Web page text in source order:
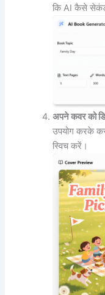
कि AI कैसे
अपने कवर को
उपयोग करके
स्विच करें।